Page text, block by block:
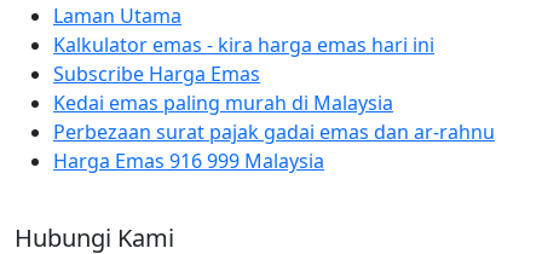
Laman Utama
Kalkulator emas - kira harga emas hari ini
Subscribe Harga Emas
Kedai emas paling murah di Malaysia
Perbezaan surat pajak gadai emas dan ar-rahnu
Harga Emas 916 999 Malaysia
Hubungi Kami